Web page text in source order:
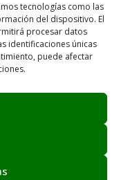
tecnologías como las
del dispositivo. El
procesar datos
identificaciones únicas
puede afectar
por